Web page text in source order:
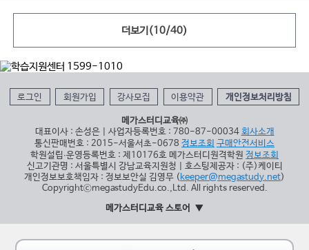
더보기(10/40)
로그인 회원가입 강사모집 이용약관 개인정보처리방침
메가스터디교육㈜
대표이사 : 손성은 | 사업자등록번호 : 780-87-00034 회사소개
통신판매번호 : 2015-서울서초-0678 정보조회 구매안전서비스
학원설립∙운영등록번호 : 제10176호 메가스터디원격학원 정보조회
신고기관명 : 서울특별시 강남교육지원청 | 호스팅제공자 : (주)케이티
개인정보보호책임자 : 정보보안실 김영무 ( keeper@megastudy.net)
CopyrightⓒmegastudyEdu.co.,Ltd. All rights reserved.
메가스터디교육 스토어